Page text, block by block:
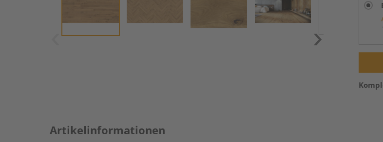
Artikelinformationen